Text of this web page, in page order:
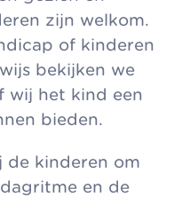
zijn welkom.
of kinderen
bekijken we
wij het kind een
bieden.
de kinderen om
en de